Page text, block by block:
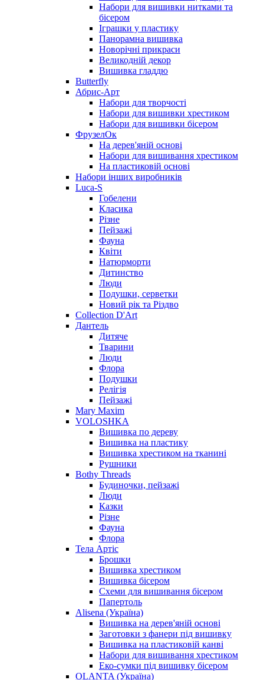
Набори для вишивки нитками та
бісером
Іграшки у пластику
Панорамна вишивка
Новорічні прикраси
Великодній декор
Вишивка гладдю
Butterfly
Абрис-Арт
Набори для творчості
Набори для вишивки хрестиком
Набори для вишивки бісером
ФрузелОк
На дерев'яній основі
Набори для вишивання хрестиком
На пластиковій основі
Набори інших виробників
Luca-S
Гобелени
Класика
Різне
Пейзажі
Фауна
Квіти
Натюрморти
Дитинство
Люди
Подушки, серветки
Новий рік та Різдво
Collection D'Art
Дантель
Дитяче
Тварини
Люди
Флора
Подушки
Релігія
Пейзажі
Mary Maxim
VOLOSHKA
Вишивка по дереву
Вишивка на пластику
Вишивка хрестиком на тканині
Рушники
Bothy Threads
Будиночки, пейзажі
Люди
Казки
Різне
Фауна
Флора
Тела Артіс
Брошки
Вишивка хрестиком
Вишивка бісером
Схеми для вишивання бісером
Папертоль
Alisena (Україна)
Вишивка на дерев'яній основі
Заготовки з фанери під вишивку
Вишивка на пластиковій канві
Набори для вишивання хрестиком
Еко-сумки під вишивку бісером
OLANTA (Україна)